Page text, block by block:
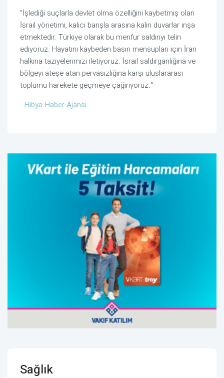
"İşlediği suçlarla devlet olma özelliğini kaybetmiş olan
İsrail yönetimi, kalıcı barışla arasına kalın duvarlar inşa
etmektedir. Türkiye olarak bu menfur saldırıyı telin
ediyoruz. Hayatını kaybeden basın mensupları için İran
halkına taziyelerimizi iletiyoruz. İsrail saldırganlığına ve
bölgeyi ateşe atan pervasızlığına karşı uluslararası
toplumu harekete geçmeye çağırıyoruz."
Hibya Haber Ajansı
Sağlık